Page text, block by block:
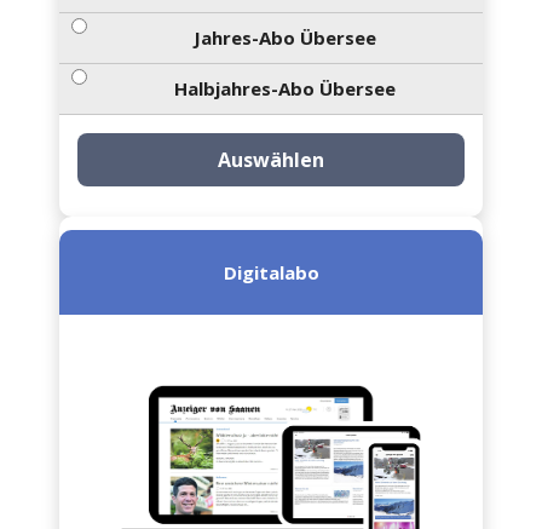
Jahres-Abo Übersee
Halbjahres-Abo Übersee
Auswählen
Digitalabo